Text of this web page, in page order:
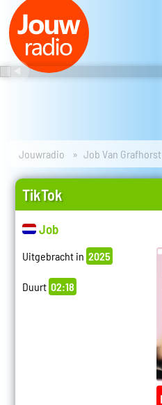
Jouwradio Job Van Grafhorst
TikTok
Job
Uitgebracht in 2025
Duurt 02:18